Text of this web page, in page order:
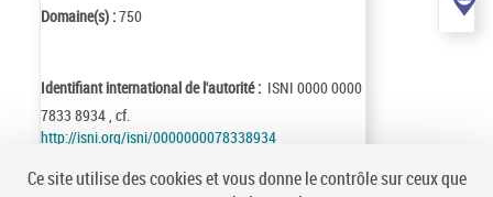
Domaine(s) :750
Identifiant international de l'autorité : ISNI 0000 0000
7833 8934 , cf.
http://isni.org/isni/0000000078338934
Notice n° :FRBNF12522077
Ce site utilise des cookies et vous donne le contrôle sur ceux que